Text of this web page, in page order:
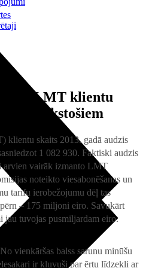
LMT klientu
13 tūkstošiem
klientu skaits 2013. gadā audzis
1 082 930. Faktiski audzis
vairāk izmanto LMT
noteikto viesabonēšanas un
tarifu ierobežojumu dēļ tas
– 175 miljoni eiro. Savukārt
tuvojas pusmiljardam eiro.
vienkāršas balss sarunu minūšu
ir kļuvuši par ērtu līdzekli ar